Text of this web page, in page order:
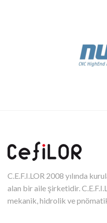
C.E.F.I.LOR 2008 yılında
alan bir aile şirketidir.
mekanik, hidrolik ve